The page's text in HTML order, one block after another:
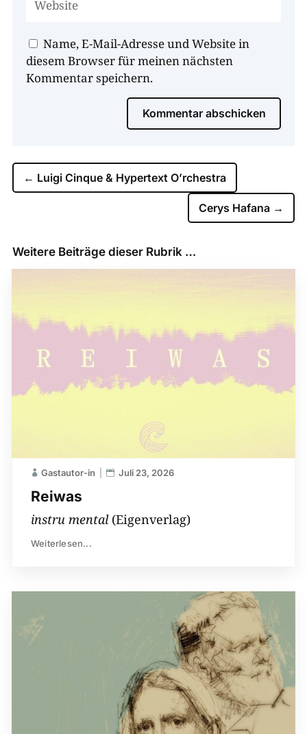
Name, E-Mail-Adresse und Website in
diesem Browser für meinen nächsten
Kommentar speichern.
Kommentar abschicken
← Luigi Cinque & Hypertext O’rchestra
Cerys Hafana →
Weitere Beiträge dieser Rubrik …
Reiwas
Gastautor-in Juli 23, 2026
instru mental(Eigenverlag)
Weiterlesen...